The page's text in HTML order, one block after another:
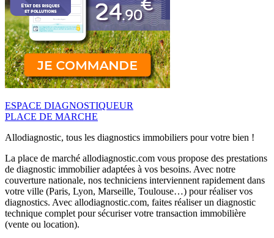
ESPACE DIAGNOSTIQUEUR
PLACE DE MARCHE
Allodiagnostic, tous les diagnostics immobiliers pour votre bien !
La place de marché allodiagnostic.com vous propose des prestations
de diagnostic immobilier adaptées à vos besoins. Avec notre
couverture nationale, nos techniciens interviennent rapidement dans
votre ville (Paris, Lyon, Marseille, Toulouse…) pour réaliser vos
diagnostics. Avec allodiagnostic.com, faites réaliser un diagnostic
technique complet pour sécuriser votre transaction immobilière
(vente ou location).